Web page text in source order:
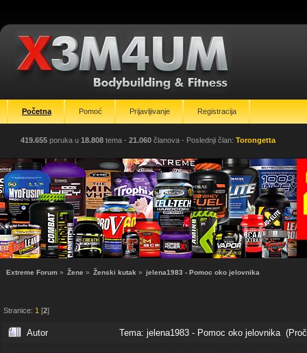
Početna Pomoć Prijavljivanje Registracija
419.655 poruka u 18.808 tema - 21.060 članova - Poslednji član: Torongetta
Extreme Forum » Žene » Ženski kutak » jelena1983 - Pomoc oko jelovnika
Stranice:1 [2]
Autor Tema: jelena1983 - Pomoc oko jelovnika